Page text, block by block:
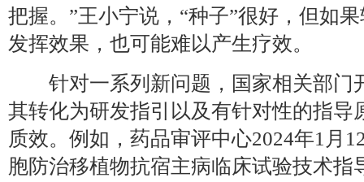
把握。”王小宁说，“种子”很好，但如
发挥效果，也可能难以产生疗效。
针对一系列新问题，国家相关部门
其转化为研发指引以及有针对性的指导
质效。例如，药品审评中心2024年1月
胞防治移植物抗宿主病临床试验技术指